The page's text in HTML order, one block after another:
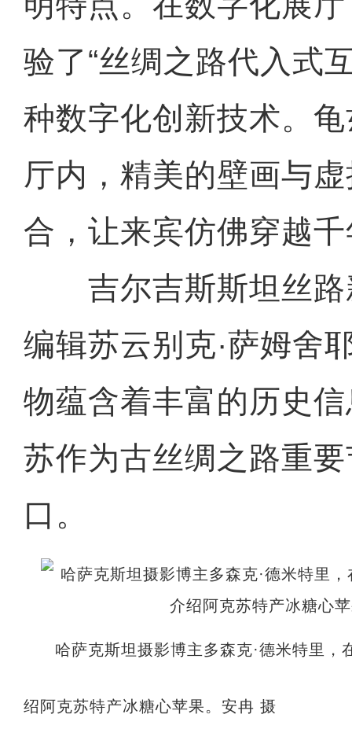
验了“丝绸之路代入式
种数字化创新技术。
厅内，精美的壁画与
合，让来宾仿佛穿越
吉尔吉斯斯坦丝路
编辑苏云别克·萨姆舍
物蕴含着丰富的历史
苏作为古丝绸之路重
口。
哈萨克斯坦摄影博主多森克·德米特里，
绍阿克苏特产冰糖心苹果。安冉 摄